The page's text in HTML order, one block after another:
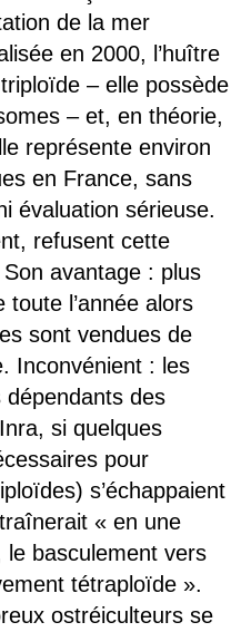
de la mer
en 2000, l’huître
– elle possède
– et, en théorie,
représente environ
en France, sans
évaluation sérieuse.
refusent cette
avantage : plus
toute l’année alors
sont vendues de
Inconvénient : les
des
si quelques
pour
s’échappaient
« en une
le basculement vers
tétraploïde ».
ostréiculteurs se